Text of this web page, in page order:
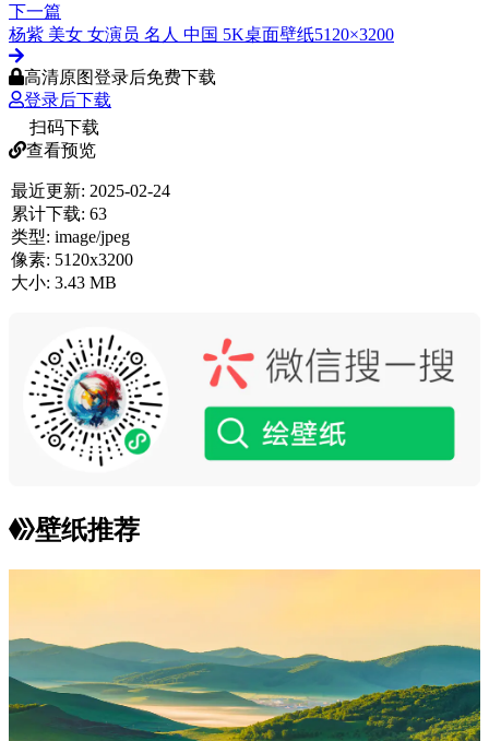
下一篇
杨紫 美女 女演员 名人 中国 5K桌面壁纸5120×3200
高清原图登录后免费下载
登录后下载
扫码下载
查看预览
最近更新: 2025-02-24
累计下载: 63
类型: image/jpeg
像素: 5120x3200
大小: 3.43 MB
壁纸推荐